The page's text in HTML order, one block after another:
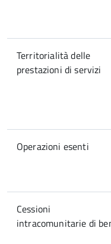
Territorialità delle
prestazioni di servizi
Operazioni esenti
Cessioni
intracomunitarie di